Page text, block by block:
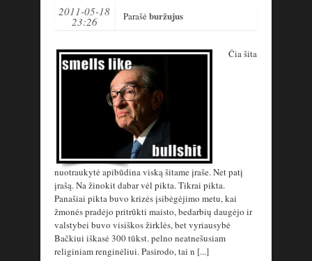
2011-05-18
23:26 Parašėburžujus
Čia šita
nuotraukytė apibūdina viską šitame įraše. Net patį
įrašą. Na žinokit dabar vėl pikta. Tikrai pikta.
Panašiai pikta buvo krizės įsibėgėjimo metu, kai
žmonės pradėjo pritrūkti maisto, bedarbių daugėjo ir
valstybei buvo visiškos žirklės, bet vyriausybė
Bačkiui iškasė 300 tūkst. pelno neatnešusiam
religiniam renginėliui. Pasirodo, tai n [...]